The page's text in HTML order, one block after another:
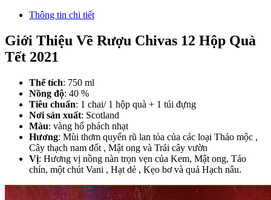
Thông tin chi tiết
Giới Thiệu Về Rượu Chivas 12 Hộp Quà
Tết 2021
Thể tích: 750 ml
Nồng độ: 40 %
Tiêu chuẩn: 1 chai/ 1 hộp quà + 1 túi đựng
Nơi sản xuất: Scotland
Màu: vàng hổ phách nhạt
Hương: Mùi thơm quyến rũ lan tỏa của các loại Thảo mộc ,
Cây thạch nam đốt , Mật ong và Trái cây vườn
Vị: Hương vị nồng nàn trọn vẹn của Kem, Mật ong, Táo
chín, một chút Vani , Hạt dẻ , Kẹo bơ và quả Hạch nâu.